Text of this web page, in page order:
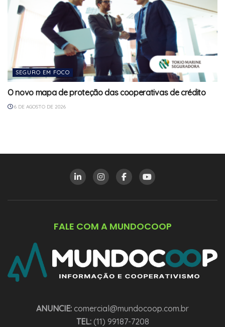
SEGURO EM FOCO
O novo mapa de proteção das cooperativas de crédito
6 DE AGOSTO DE 2026
FALE COM A MUNDOCOOP
ANUNCIE: comercial@mundocoop.com.br
TEL:(11) 99187-7208